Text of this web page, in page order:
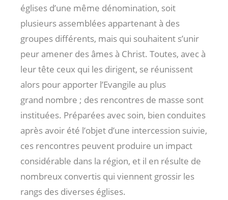
églises d’une même dénomination, soit
plusieurs assemblées appartenant à des
groupes différents, mais qui souhaitent s’unir
peur amener des âmes à Christ. Toutes, avec à
leur tête ceux qui les dirigent, se réunissent
alors pour apporter l’Evangile au plus
grand nombre ; des rencontres de masse sont
instituées. Préparées avec soin, bien conduites
après avoir été l’objet d’une intercession suivie,
ces rencontres peuvent produire un impact
considérable dans la région, et il en résulte de
nombreux convertis qui viennent grossir les
rangs des diverses églises.